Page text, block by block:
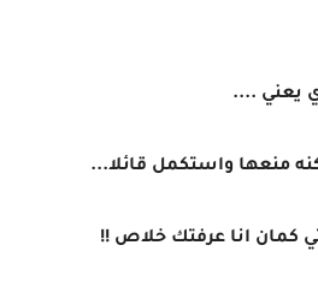
يعني ....
منعها واستكمل قائلا...
كمان انا عرفتك خلاص !!